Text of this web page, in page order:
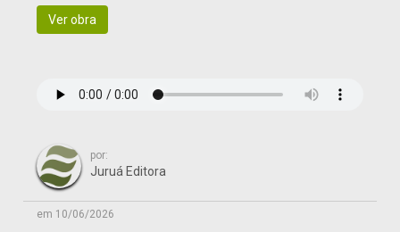
Ver obra
por:
Juruá Editora
em 10/06/2026